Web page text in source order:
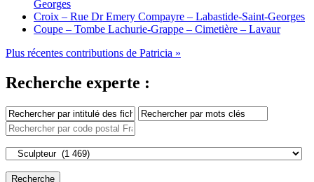
Georges
Croix – Rue Dr Emery Compayre – Labastide-Saint-Georges
Coupe – Tombe Lachurie-Grappe – Cimetière – Lavaur
Plus récentes contributions de Patricia »
Recherche experte :